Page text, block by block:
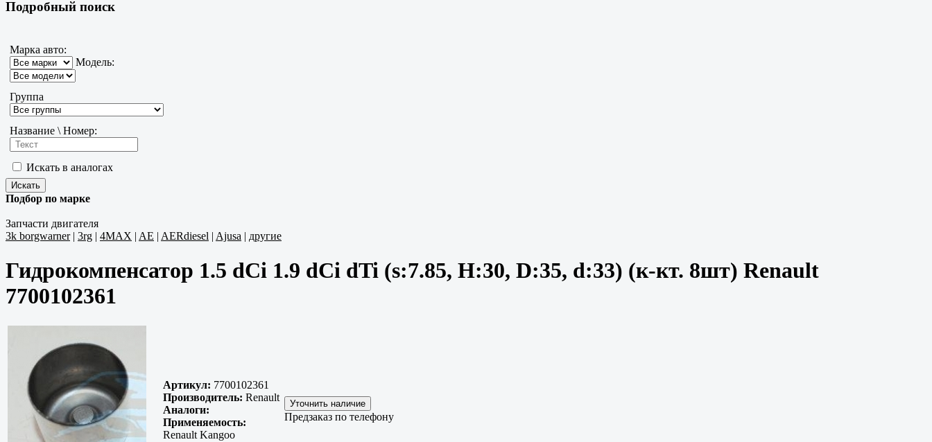
Подробный поиск
Марка авто:
Модель:
Группа
Название \ Номер:
Искать в аналогах
Подбор по марке
Запчасти двигателя
3k borgwarner| 3rg | 4MAX | AE | AERdiesel | Ajusa | другие
Гидрокомпенсатор 1.5 dCi 1.9 dCi dTi (s:7.85, H:30, D:35, d:33) (к-кт. 8шт) Renault
7700102361
Артикул: 7700102361
Производитель: Renault
Аналоги:
Применяемость:
Renault Kangoo
Предзаказ по телефону